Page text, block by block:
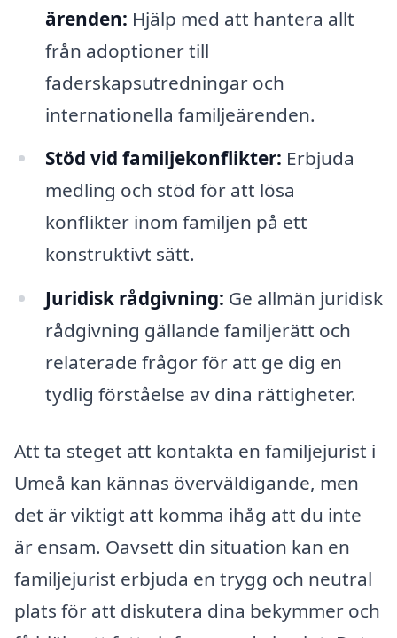
ärenden: Hjälp med att hantera allt
från adoptioner till
faderskapsutredningar och
internationella familjeärenden.
Stöd vid familjekonflikter: Erbjuda
medling och stöd för att lösa
konflikter inom familjen på ett
konstruktivt sätt.
Juridisk rådgivning: Ge allmän juridisk
rådgivning gällande familjerätt och
relaterade frågor för att ge dig en
tydlig förståelse av dina rättigheter.
Att ta steget att kontakta en familjejurist i
Umeå kan kännas överväldigande, men
det är viktigt att komma ihåg att du inte
är ensam. Oavsett din situation kan en
familjejurist erbjuda en trygg och neutral
plats för att diskutera dina bekymmer och